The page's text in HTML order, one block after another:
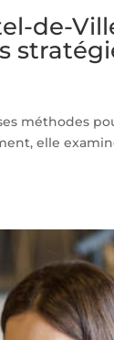
de-
méthodes
elle